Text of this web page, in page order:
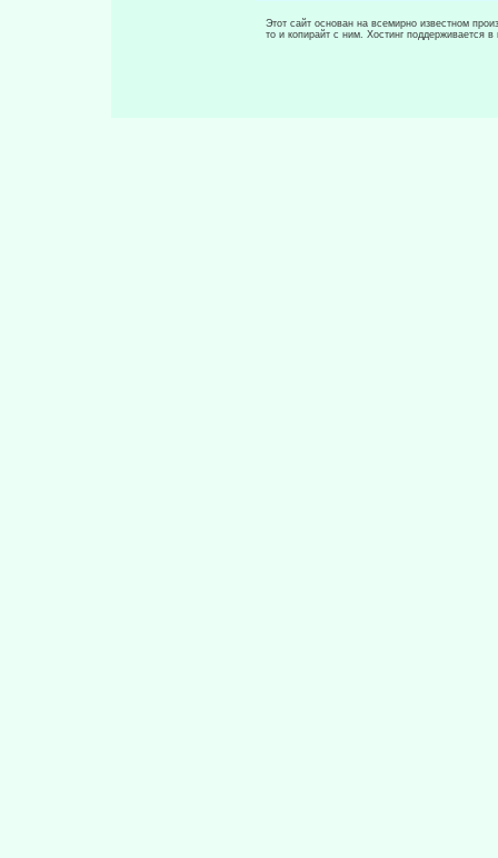
Этот сайт основан на всемирно известном
то и копирайт с ним. Хостинг поддерживается